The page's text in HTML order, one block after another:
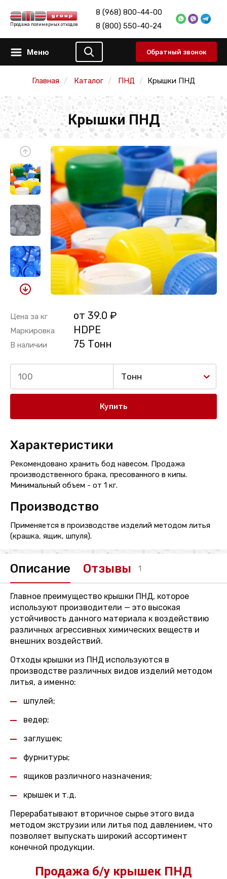
Продажа полимерных отходов
8 (968) 800-44-00
8 (800) 550-40-24
Меню Обратный звонок
Главная Каталог ПНД Крышки ПНД
Крышки ПНД
Цена за кг от 39.0 ₽
Маркировка HDPE
В наличии 75 Тонн
Тонн
Купить
Характеристики
Рекомендовано хранить бод навесом. Продажа
производственного брака, пресованного в кипы.
Минимальный объем - от 1 кг.
Производство
Применяется в производстве изделий методом литья
(крашка, ящик, шпуля).
Описание Отзывы 1
Главное преимущество крышки ПНД, которое
используют производители — это высокая
устойчивость данного материала к воздействию
различных агрессивных химических веществ и
внешних воздействий.
Отходы крышки из ПНД используются в
производстве различных видов изделий методом
литья, а именно:
шпулей;
ведер;
заглушек;
фурнитуры;
ящиков различного назначения;
крышек и т.д.
Перерабатывают вторичное сырье этого вида
методом экструзии или литья под давлением, что
позволяет выпускать широкий ассортимент
конечной продукции.
Продажа б/у крышек ПНД